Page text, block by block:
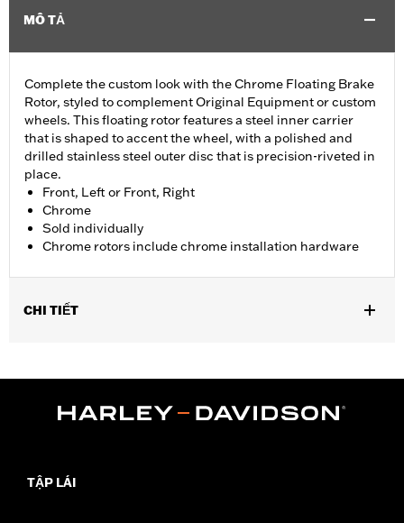
MÔ TẢ
Complete the custom look with the Chrome Floating Brake
Rotor, styled to complement Original Equipment or custom
wheels. This floating rotor features a steel inner carrier
that is shaped to accent the wheel, with a polished and
drilled stainless steel outer disc that is precision-riveted in
place.
Front, Left or Front, Right
Chrome
Sold individually
Chrome rotors include chrome installation hardware
CHI TIẾT
FLHXU and FLTRXRRSE) and '09-later Trike models with
Original equipment or accessory wheel with 3.25" bolt circle
Position On Bike:
TẬP LÁI